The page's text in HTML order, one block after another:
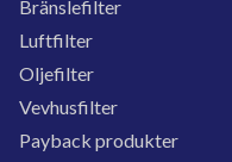
Bränslefilter
Luftfilter
Oljefilter
Vevhusfilter
Payback produkter